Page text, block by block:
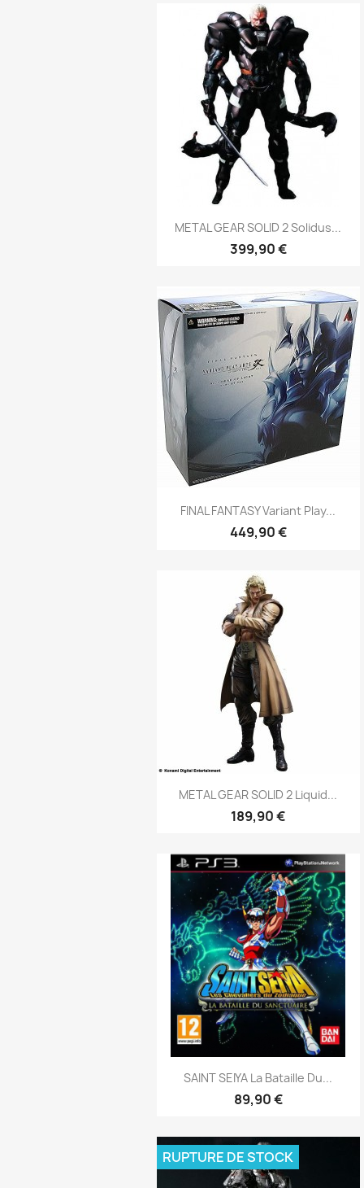
Aperçu rapide
METAL GEAR SOLID 2 Solidus...
399,90 €
Aperçu rapide
FINAL FANTASY Variant Play...
449,90 €
Aperçu rapide
METAL GEAR SOLID 2 Liquid...
189,90 €
Aperçu rapide
SAINT SEIYA La Bataille Du...
89,90 €
RUPTURE DE STOCK